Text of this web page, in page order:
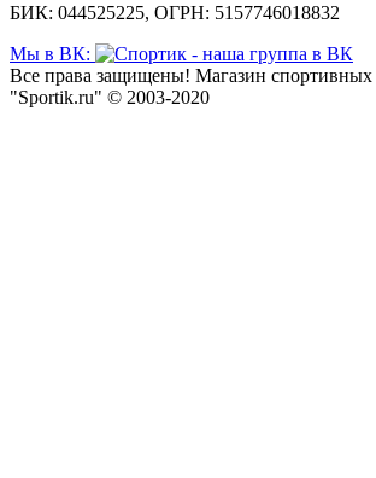
БИК: 044525225, ОГРН: 5157746018832
Мы в ВК:
Все права защищены! Магазин спортивных
"Sportik.ru" © 2003-2020